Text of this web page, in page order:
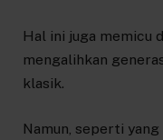
Hal ini juga memicu
mengalihkan
klasik.
Namun, seperti